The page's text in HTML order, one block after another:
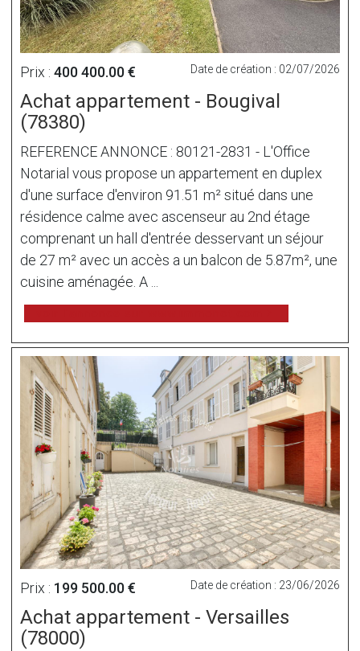
Prix : 400 400.00 € Date de création : 02/07/2026
Achat appartement - Bougival
(78380)
REFERENCE ANNONCE : 80121-2831 - L'Office
Notarial vous propose un appartement en duplex
d'une surface d'environ 91.51 m² situé dans une
résidence calme avec ascenseur au 2nd étage
comprenant un hall d'entrée desservant un séjour
de 27 m² avec un accès a un balcon de 5.87m², une
cuisine aménagée. A ...
Prix : 199 500.00 € Date de création : 23/06/2026
Achat appartement - Versailles
(78000)